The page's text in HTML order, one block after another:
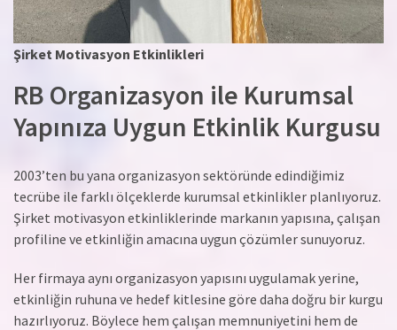
Şirket Motivasyon Etkinlikleri
RB Organizasyon ile Kurumsal
Yapınıza Uygun Etkinlik Kurgusu
2003’ten bu yana organizasyon sektöründe edindiğimiz
tecrübe ile farklı ölçeklerde kurumsal etkinlikler planlıyoruz.
Şirket motivasyon etkinliklerinde markanın yapısına, çalışan
profiline ve etkinliğin amacına uygun çözümler sunuyoruz.
Her firmaya aynı organizasyon yapısını uygulamak yerine,
etkinliğin ruhuna ve hedef kitlesine göre daha doğru bir kurgu
hazırlıyoruz. Böylece hem çalışan memnuniyetini hem de